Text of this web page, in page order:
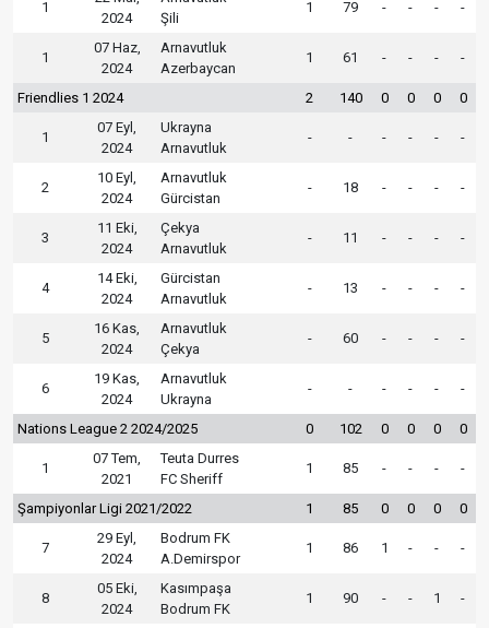
1
2024
Şili
1 79 - - - -
1
07 Haz,
2024
Arnavutluk
Azerbaycan
1 61 - - - -
Friendlies 1 2024 2 140 0 0 0 0
1
07 Eyl,
2024
Ukrayna
Arnavutluk
- - - - - -
2
10 Eyl,
2024
Arnavutluk
Gürcistan
- 18 - - - -
3
11 Eki,
2024
Çekya
Arnavutluk
- 11 - - - -
4
14 Eki,
2024
Gürcistan
Arnavutluk
- 13 - - - -
5
16 Kas,
2024
Arnavutluk
Çekya
- 60 - - - -
6
19 Kas,
2024
Arnavutluk
Ukrayna
- - - - - -
Nations League 2 2024/2025 0 102 0 0 0 0
1
07 Tem,
2021
Teuta Durres
FC Sheriff
1 85 - - - -
Şampiyonlar Ligi 2021/2022 1 85 0 0 0 0
7
29 Eyl,
2024
Bodrum FK
A.Demirspor
1 86 1 - - -
8
05 Eki,
2024
Kasımpaşa
Bodrum FK
1 90 - - 1 -